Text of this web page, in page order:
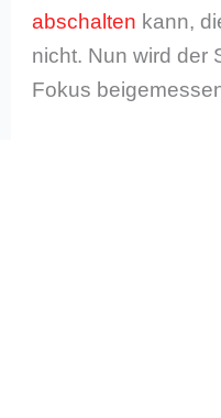
abschalten kann,
nicht. Nun wird der
Fokus